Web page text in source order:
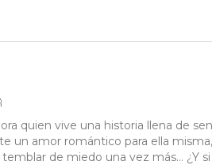
quien vive una historia llena de
un amor romántico para ella
de miedo una vez más... ¿Y